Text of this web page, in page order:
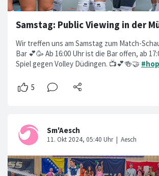
Samstag: Public Viewing in der
Wir treffen uns am Samstag zum Match-
Bar 💕🥳 Ab 16:00 Uhr ist die Bar offen, ab
Spiel gegen Volley Düdingen. 📺💕🍻🤝